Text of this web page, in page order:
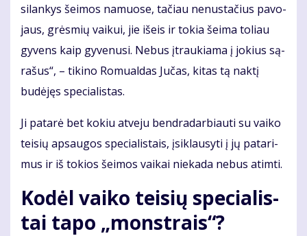
si­lan­kys šei­mos na­muo­se, ta­čiau ne­nu­sta­čius pa­vo­
jaus, grės­mių vai­kui, jie iš­eis ir to­kia šei­ma to­liau
gy­vens kaip gy­ve­nu­si. Ne­bus įtrau­kia­ma į jo­kius są­
ra­šus“, – ti­ki­no Romualdas Jučas, kitas tą naktį
budėjęs specialistas.
Ji pa­ta­rė bet ko­kiu at­ve­ju ben­dra­dar­biau­ti su vai­ko
tei­sių ap­sau­gos spe­cia­lis­tais, įsi­klau­sy­ti į jų pa­ta­ri­
mus ir iš to­kios šei­mos vai­kai nie­ka­da ne­bus at­im­ti.
Ko­dėl vai­ko tei­sių spe­cia­lis­
tai ta­po „monst­rais“?